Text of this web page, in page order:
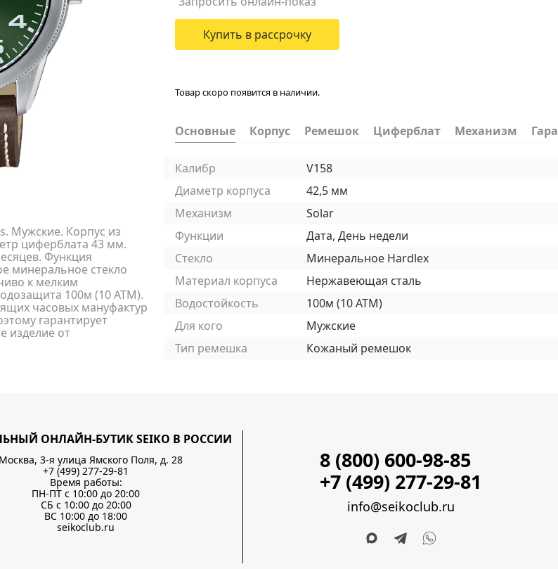
Мужские. Корпус из
циферблата 43 мм.
Функция
минеральное стекло
к мелким
100м (10 АТМ).
часовых мануфактур
гарантирует
изделие от
Купить в рассрочку
Товар скоро появится в наличии.
Основные Корпус Ремешок Циферблат Механизм
Калибр
V158
Диаметр корпуса
42,5 мм
Механизм
Solar
Функции
Дата, День недели
Стекло
Минеральное Hardlex
Материал корпуса
Нержавеющая сталь
Водостойкость
100м (10 АТМ)
Для кого
Мужские
Тип ремешка
Кожаный ремешок
ОНЛАЙН-БУТИК SEIKO В РОССИИ
3-я улица Ямского Поля, д. 28
+7 (499) 277-29-81
Время работы:
ПН-ПТ с 10:00 до 20:00
СБ с 10:00 до 20:00
ВС 10:00 до 18:00
seikoclub.ru
8 (800) 600-98-85
+7 (499) 277-29-81
info@seikoclub.ru